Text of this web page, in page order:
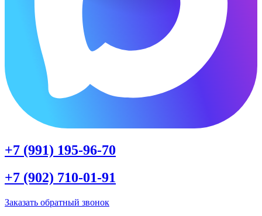
+7 (991) 195-96-70
+7 (902) 710-01-91
Заказать обратный звонок